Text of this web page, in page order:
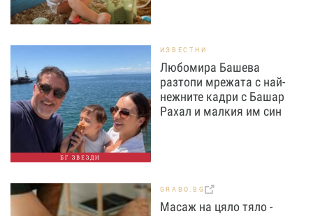
БГ ЗВЕЗДИ
ИЗВЕСТНИ
Любомира Башева
разтопи мрежата с най-
нежните кадри с Башар
Рахал и малкия им син
GRABO.BG
Масаж на цяло тяло -